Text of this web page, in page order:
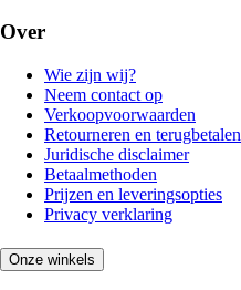
Over
Wie zijn wij?
Neem contact op
Verkoopvoorwaarden
Retourneren en terugbetalen
Juridische disclaimer
Betaalmethoden
Prijzen en leveringsopties
Privacy verklaring
Onze winkels